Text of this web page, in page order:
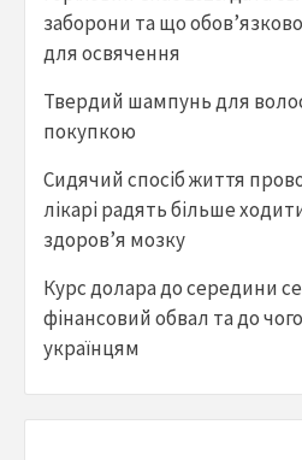
заборони та що
для освячення
Твердий шампунь для
покупкою
Сидячий спосіб життя
лікарі радять більше
здоров’я мозку
Курс долара до середини
фінансовий обвал та до
українцям